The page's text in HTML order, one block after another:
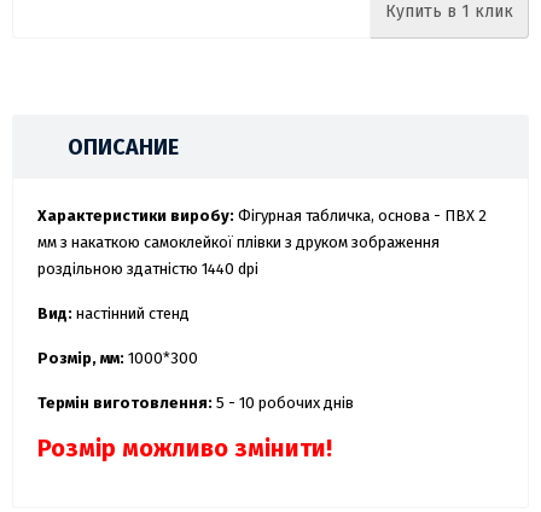
Купить в 1 клик
ОПИСАНИЕ
Характеристики виробу: Фігурная табличка, основа - ПВХ 2
мм з накаткою самоклейкої плівки з друком зображення
роздільною здатністю 1440 dpi
Вид: настінний стенд
Розмір, мм: 1000*300
Термін виготовлення: 5 - 10 робочих днів
Розмір можливо змінити!